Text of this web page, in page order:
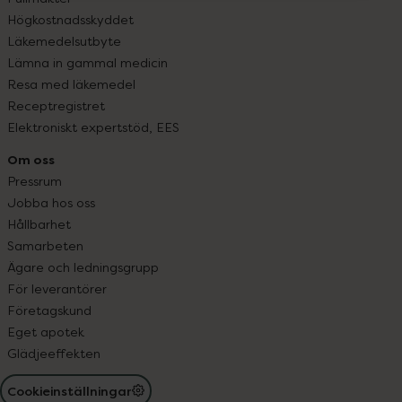
Högkostnadsskyddet
Läkemedelsutbyte
Lämna in gammal medicin
Resa med läkemedel
Receptregistret
Elektroniskt expertstöd, EES
Om oss
Pressrum
Jobba hos oss
Hållbarhet
Samarbeten
Ägare och ledningsgrupp
För leverantörer
Företagskund
Eget apotek
Glädjeeffekten
Cookieinställningar